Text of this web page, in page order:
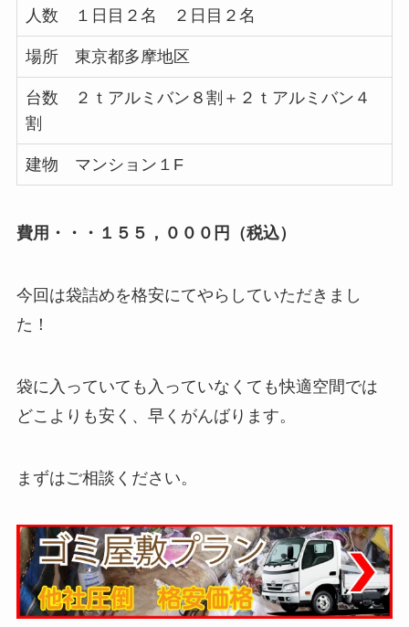
人数 １日目２名 ２日目２名
場所 東京都多摩地区
台数 ２ｔアルミバン８割＋２ｔアルミバン４
割
建物 マンション１F
費用・・・１５５，０００円 （税込）
今回は袋詰めを格安にてやらしていただきまし
た！
袋に入っていても入っていなくても快適空間では
どこよりも安く、早くがんばります。
まずはご相談ください。